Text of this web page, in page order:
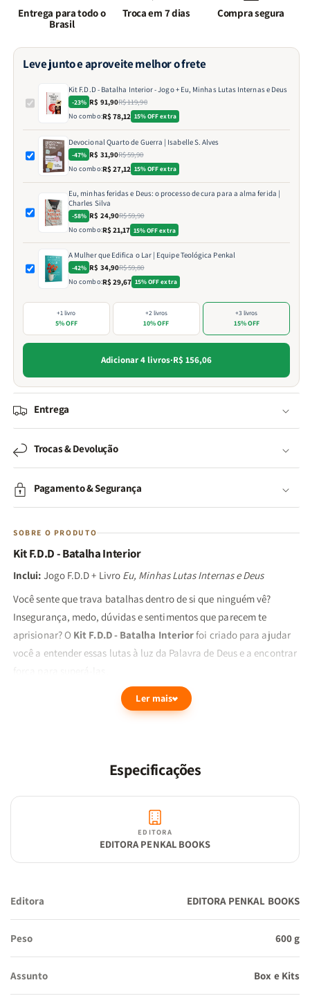
Entrega para todo o
Brasil
Troca em 7 dias Compra segura
Leve junto e aproveite melhor o frete
Kit F.D.D - Batalha Interior - Jogo + Eu, Minhas Lutas Internas e Deus
-23% R$ 91,90R$ 119,90
No combo:R$ 78,12 15% OFF extra
Devocional Quarto de Guerra | Isabelle S. Alves
-47% R$ 31,90R$ 59,90
No combo:R$ 27,12 15% OFF extra
Eu, minhas feridas e Deus: o processo de cura para a alma ferida |
Charles Silva
-58% R$ 24,90R$ 59,90
No combo:R$ 21,17 15% OFF extra
A Mulher que Edifica o Lar | Equipe Teológica Penkal
-42% R$ 34,90R$ 59,80
No combo:R$ 29,67 15% OFF extra
+1 livro
5% OFF
+2 livros
10% OFF
+3 livros
15% OFF
Adicionar 4 livros·R$ 156,06
Entrega
Trocas & Devolução
Pagamento & Segurança
SOBRE O PRODUTO
Kit F.D.D - Batalha Interior
Inclui: Jogo F.D.D + Livro Eu, Minhas Lutas Internas e Deus
Você sente que trava batalhas dentro de si que ninguém vê?
Insegurança, medo, dúvidas e sentimentos que parecem te
aprisionar? O Kit F.D.D - Batalha Interiorfoi criado para ajudar
você a entender essas lutas à luz da Palavra de Deus e a encontrar
O que você encontra neste kit?
discipulado e crescimento espiritual. Ideal para jovens, grupos
pequenos e famílias que desejam aprender mais sobre Deus de
forma dinâmica e edificante.
sobre como vencer os medos, as incertezas e os sentimentos
identidade Nele.
Por que adquirir este kit?
Ler mais
Especificações
EDITORA
EDITORA PENKAL BOOKS
Editora EDITORA PENKAL BOOKS
Peso 600 g
Assunto Box e Kits